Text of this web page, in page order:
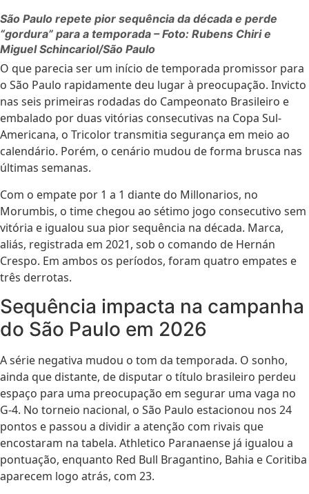
São Paulo repete pior sequência da década e perde
“gordura” para a temporada – Foto: Rubens Chiri e
Miguel Schincariol/São Paulo
O que parecia ser um início de temporada promissor para
o São Paulo rapidamente deu lugar à preocupação. Invicto
nas seis primeiras rodadas do Campeonato Brasileiro e
embalado por duas vitórias consecutivas na Copa Sul-
Americana, o Tricolor transmitia segurança em meio ao
calendário. Porém, o cenário mudou de forma brusca nas
últimas semanas.
Com o empate por 1 a 1 diante do Millonarios, no
Morumbis, o time chegou ao sétimo jogo consecutivo sem
vitória e igualou sua pior sequência na década. Marca,
aliás, registrada em 2021, sob o comando de Hernán
Crespo. Em ambos os períodos, foram quatro empates e
três derrotas.
Sequência impacta na campanha
do São Paulo em 2026
A série negativa mudou o tom da temporada. O sonho,
ainda que distante, de disputar o título brasileiro perdeu
espaço para uma preocupação em segurar uma vaga no
G-4. No torneio nacional, o São Paulo estacionou nos 24
pontos e passou a dividir a atenção com rivais que
encostaram na tabela. Athletico Paranaense já igualou a
pontuação, enquanto Red Bull Bragantino, Bahia e Coritiba
aparecem logo atrás, com 23.